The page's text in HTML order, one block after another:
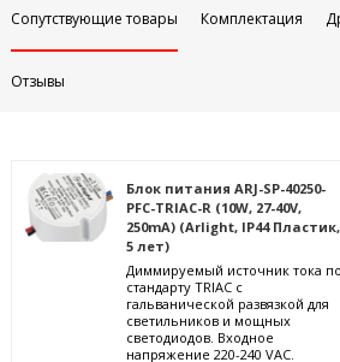
Сопутствующие товары Комплектация
Отзывы
Блок питания ARJ-SP-40250-
PFC-TRIAC-R (10W, 27-40V,
250mA) (Arlight, IP44 Пластик,
5 лет)
Диммируемый источник тока по
стандарту TRIAC с
гальванической развязкой для
светильников и мощных
светодиодов. Входное
напряжение 220-240 VAC.